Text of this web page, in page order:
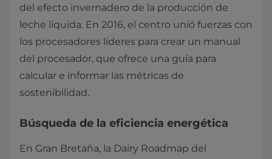
del efecto invernadero de la producción de
leche líquida. En 2016, el centro unió fuerzas con
los procesadores líderes para crear un manual
del procesador, que ofrece una guía para
calcular e informar las métricas de
sostenibilidad.
Búsqueda de la eficiencia energética
En Gran Bretaña, la Dairy Roadmap del